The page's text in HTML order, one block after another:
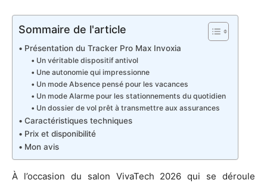
Sommaire de l'article
Présentation du Tracker Pro Max Invoxia
Un véritable dispositif antivol
Une autonomie qui impressionne
Un mode Absence pensé pour les vacances
Un mode Alarme pour les stationnements du quotidien
Un dossier de vol prêt à transmettre aux assurances
Caractéristiques techniques
Prix et disponibilité
Mon avis
À l’occasion du salon VivaTech 2026 qui se déroule